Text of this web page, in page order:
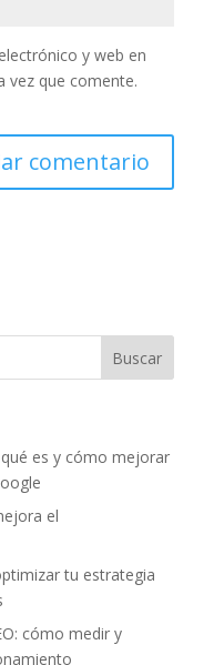
y web en
vez que comente.
es y cómo mejorar
el
tu estrategia
cómo medir y